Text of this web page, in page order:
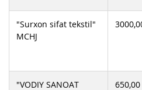
"Surxon sifat tekstil"
MCHJ
"VODIY SANOAT
650,00